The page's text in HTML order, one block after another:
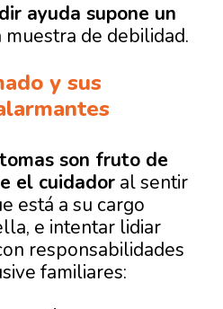
ayuda supone un
muestra de debilidad.
y sus
son fruto de
el cuidador al sentir
está a su cargo
e intentar lidiar
responsabilidades
familiares: